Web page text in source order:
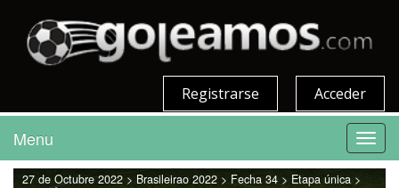
Acceder
Registrarse
Menu
27 de Octubre 2022 > Brasileirao 2022 > Fecha 34 > Etapa única >